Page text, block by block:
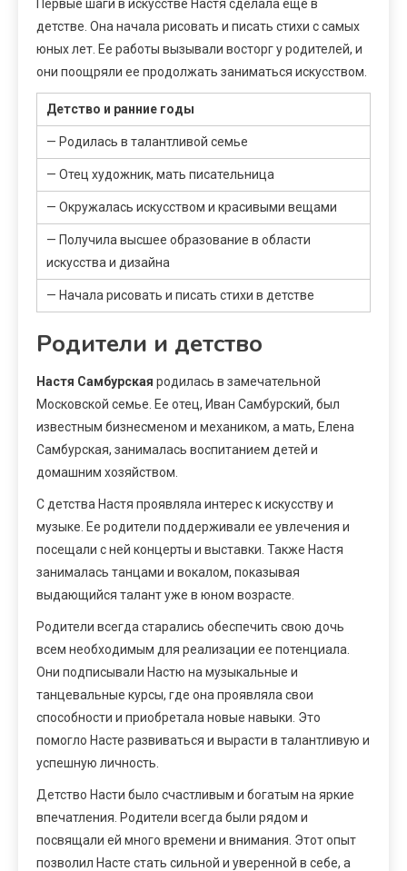
Первые шаги в искусстве Настя сделала еще в
детстве. Она начала рисовать и писать стихи с самых
юных лет. Ее работы вызывали восторг у родителей, и
они поощряли ее продолжать заниматься искусством.
Детство и ранние годы
— Родилась в талантливой семье
— Отец художник, мать писательница
— Окружалась искусством и красивыми вещами
— Получила высшее образование в области
искусства и дизайна
— Начала рисовать и писать стихи в детстве
Родители и детство
Настя Самбурская родилась в замечательной
Московской семье. Ее отец, Иван Самбурский, был
известным бизнесменом и механиком, а мать, Елена
Самбурская, занималась воспитанием детей и
домашним хозяйством.
С детства Настя проявляла интерес к искусству и
музыке. Ее родители поддерживали ее увлечения и
посещали с ней концерты и выставки. Также Настя
занималась танцами и вокалом, показывая
выдающийся талант уже в юном возрасте.
Родители всегда старались обеспечить свою дочь
всем необходимым для реализации ее потенциала.
Они подписывали Настю на музыкальные и
танцевальные курсы, где она проявляла свои
способности и приобретала новые навыки. Это
помогло Насте развиваться и вырасти в талантливую и
успешную личность.
Детство Насти было счастливым и богатым на яркие
впечатления. Родители всегда были рядом и
посвящали ей много времени и внимания. Этот опыт
позволил Насте стать сильной и уверенной в себе, а